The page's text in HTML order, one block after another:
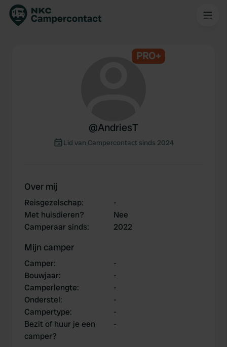
PRO+
@AndriesT
Lid van Campercontact sinds 2024
Over mij
Reisgezelschap:
-
Met huisdieren?
Nee
Camperaar sinds: 2022
Mijn camper
Camper:
-
Bouwjaar:
-
Camperlengte:
-
Onderstel:
-
Campertype:
-
Bezit of huur je een
camper?
-